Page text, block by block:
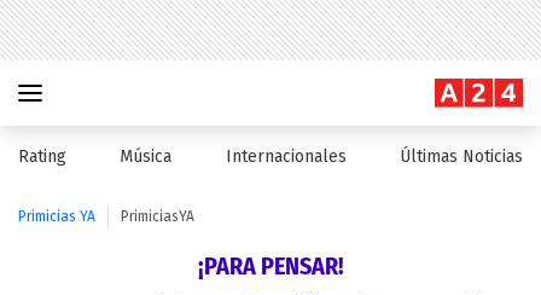
Rating Música Internacionales Últimas Noticias
Primicias YA PrimiciasYA
¡PARA PENSAR!